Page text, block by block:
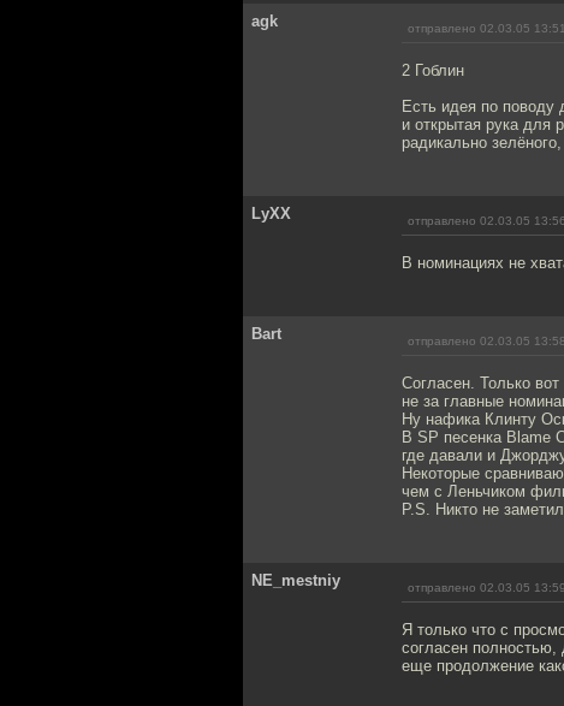
agk отправлено 02.03.05 13:51
2 Гоблин
Есть идея по поводу
и открытая рука для
радикально
LyXX отправлено 02.03.05 13:56
В номинациях не
Bart отправлено 02.03.05 13:58
Согласен. Только
не за главные
Ну нафика Клинту
В SP песенка Blame
где давали и
Некоторые
чем с Леньчиком
P.S. Никто не
NE_mestniy отправлено 02.03.05 13:59
Я только что с
согласен
еще продолжение